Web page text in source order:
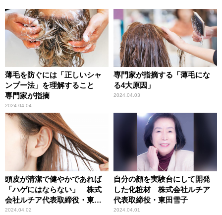
薄毛を防ぐには「正しいシャ
ンプー法」を理解すること
専門家が指摘
2024.04.04
専門家が指摘する「薄毛にな
る4大原因」
2024.04.03
頭皮が清潔で健やかであれば
「ハゲにはならない」 株式
会社ルチア代表取締役・東田
雪子
2024.04.02
自分の顔を実験台にして開発
した化粧材 株式会社ルチア
代表取締役・東田雪子
2024.04.01